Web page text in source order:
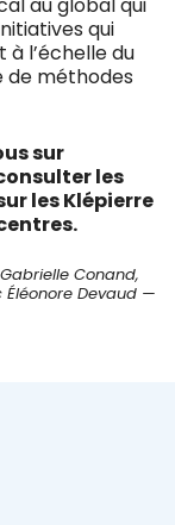
au global qui
qui
l’échelle du
de méthodes
sur
les
les Klépierre
Conand,
Éléonore Devaud —